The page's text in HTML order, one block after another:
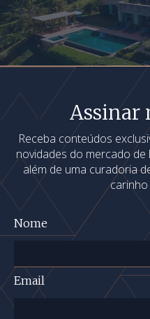
Assinar
Receba conteúdos
novidades do mercado
além de uma curadoria
Nome
Email